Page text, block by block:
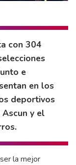
con 304
e
en los
deportivos
y el
la mejor